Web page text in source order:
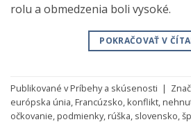
rolu a obmedzenia boli vysoké.
POKRAČOVAŤ V
Publikované vPríbehy a skúsenosti |
európska únia,Francúzsko,konflikt,
očkovanie,podmienky,rúška, slovensko,